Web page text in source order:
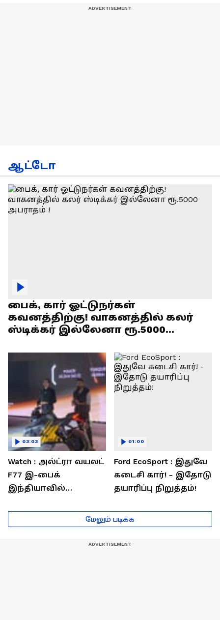
ஆட்டோ
பைக், கார் ஓட்டுநர்கள்
கவனத்திற்கு! வாகனத்தில் கலர்
ஸ்டிக்கர் இல்லேனா ரூ.5000
Watch : அல்ட்ரா வயலட்
F77 இ-பைக்
இந்தியாவில்
சார்ஜில் 307கி.மீ
பயணம்!
03:03
Ford EcoSport : இதுவே
கடைசி கார்! - இதோடு
தயாரிப்பு நிறுத்தம்!
01:00
மேலும் படிக்க